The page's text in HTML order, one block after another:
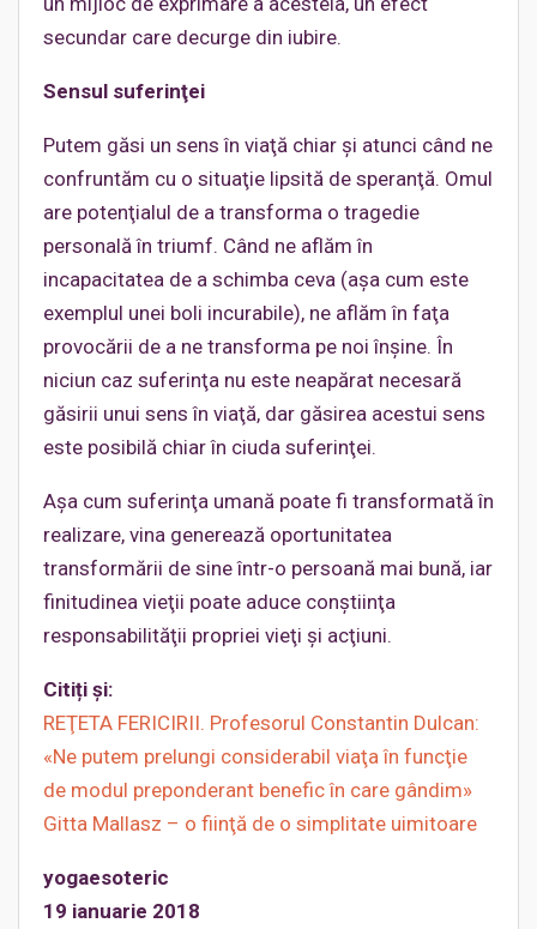
secundar care decurge din iubire.
Sensul suferinţei
Putem găsi un sens în viaţă chiar şi atunci când ne
confruntăm cu o situaţie lipsită de speranţă. Omul
are potenţialul de a transforma o tragedie
personală în triumf. Când ne aflăm în
incapacitatea de a schimba ceva (aşa cum este
exemplul unei boli incurabile), ne aflăm în faţa
provocării de a ne transforma pe noi înşine. În
niciun caz suferinţa nu este neapărat necesară
găsirii unui sens în viaţă, dar găsirea acestui sens
este posibilă chiar în ciuda suferinţei.
Aşa cum suferinţa umană poate fi transformată în
realizare, vina generează oportunitatea
transformării de sine într-o persoană mai bună, iar
finitudinea vieţii poate aduce conştiinţa
responsabilităţii propriei vieţi și acţiuni.
Citiți și:
REŢETA FERICIRII. Profesorul Constantin Dulcan:
«Ne putem prelungi considerabil viaţa în funcţie
de modul preponderant benefic în care gândim»
Gitta Mallasz – o fiinţă de o simplitate uimitoare
yogaesoteric
19 ianuarie 2018